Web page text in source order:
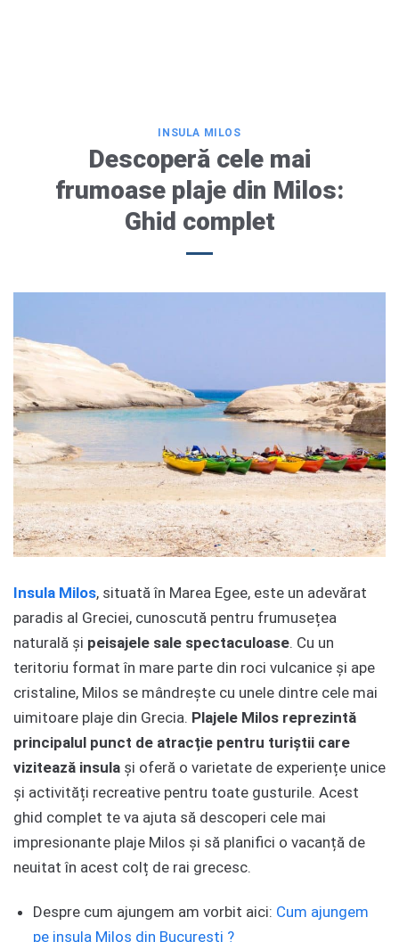
INSULA MILOS
Descoperă cele mai
frumoase plaje din Milos:
Ghid complet
Insula Milos, situată în Marea Egee, este un adevărat
paradis al Greciei, cunoscută pentru frumusețea
naturală și peisajele sale spectaculoase. Cu un
teritoriu format în mare parte din roci vulcanice și ape
cristaline, Milos se mândrește cu unele dintre cele mai
uimitoare plaje din Grecia. Plajele Milos reprezintă
principalul punct de atracție pentru turiștii care
vizitează insula și oferă o varietate de experiențe unice
și activități recreative pentru toate gusturile. Acest
ghid complet te va ajuta să descoperi cele mai
impresionante plaje Milos și să planifici o vacanță de
neuitat în acest colț de rai grecesc.
Despre cum ajungem am vorbit aici: Cum ajungem
pe insula Milos din Bucuresti ?